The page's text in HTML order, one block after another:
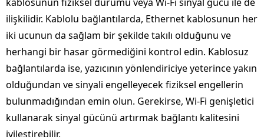
ilişkilidir. Kablolu bağlantılarda, Ethernet kablosunun her
iki ucunun da sağlam bir şekilde takılı olduğunu ve
herhangi bir hasar görmediğini kontrol edin. Kablosuz
bağlantılarda ise, yazıcının yönlendiriciye yeterince yakın
olduğundan ve sinyali engelleyecek fiziksel engellerin
bulunmadığından emin olun. Gerekirse, Wi-Fi genişletici
kullanarak sinyal gücünü artırmak bağlantı kalitesini
iyileştirebilir.